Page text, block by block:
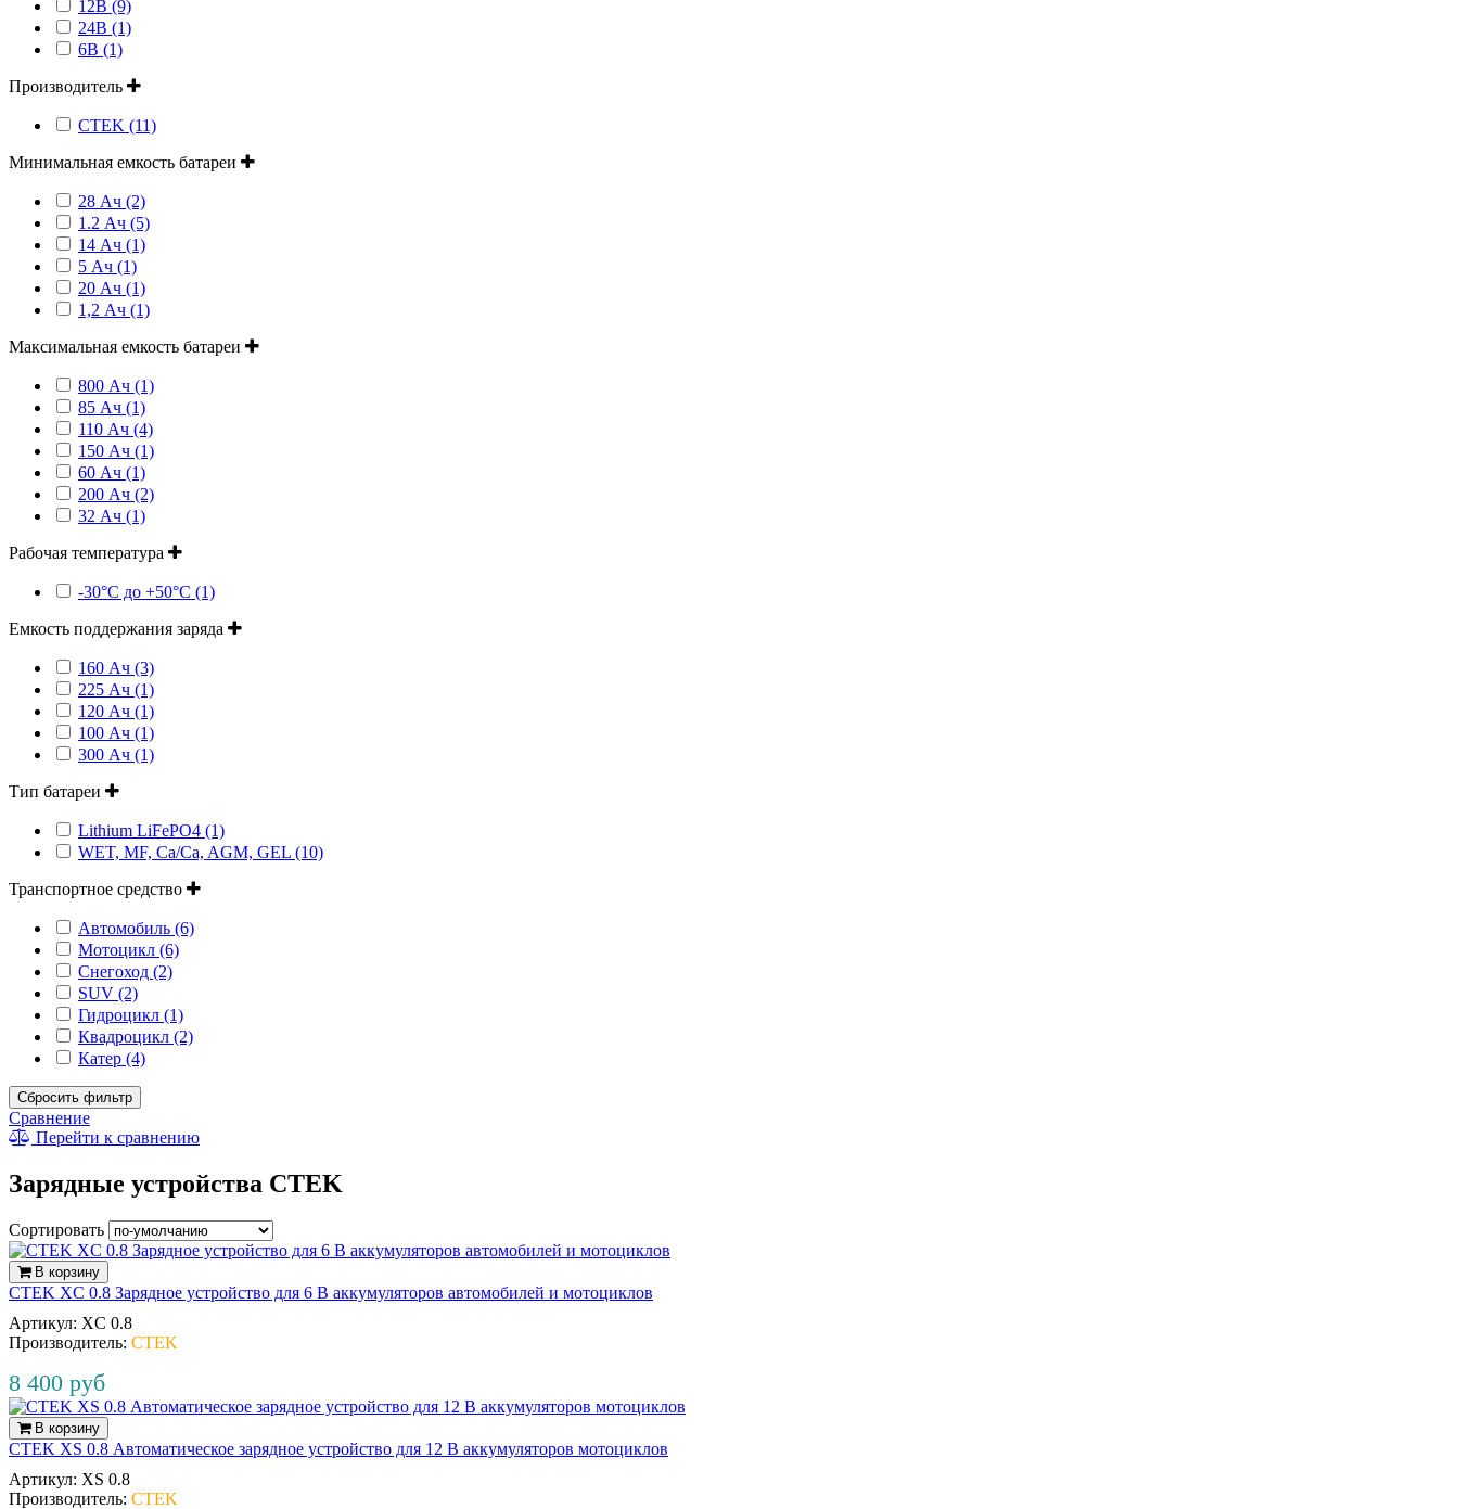
12В (9)
24В (1)
6В (1)
Производитель
CTEK (11)
Минимальная емкость батареи
28 Ач (2)
1.2 Ач (5)
14 Ач (1)
5 Ач (1)
20 Ач (1)
1,2 Ач (1)
Максимальная емкость батареи
800 Ач (1)
85 Ач (1)
110 Ач (4)
150 Ач (1)
60 Ач (1)
200 Ач (2)
32 Ач (1)
Рабочая температура
-30°C до +50°C (1)
Емкость поддержания заряда
160 Ач (3)
225 Ач (1)
120 Ач (1)
100 Ач (1)
300 Ач (1)
Тип батареи
Lithium LiFePO4 (1)
WET, MF, Ca/Ca, AGM, GEL (10)
Транспортное средство
Автомобиль (6)
Мотоцикл (6)
Снегоход (2)
SUV (2)
Гидроцикл (1)
Квадроцикл (2)
Катер (4)
Сбросить фильтр
Сравнение
Перейти к сравнению
Зарядные устройства CTEK
Сортировать
В корзину
CTEK XC 0.8 Зарядное устройство для 6 В аккумуляторов автомобилей и мотоциклов
Артикул: XC 0.8
Производитель: CTEK
8 400 руб
В корзину
CTEK XS 0.8 Автоматическое зарядное устройство для 12 В аккумуляторов мотоциклов
Артикул: XS 0.8
Производитель: CTEK